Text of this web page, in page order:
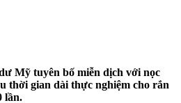
Mỹ tuyên bố miễn dịch với nọc
thời gian dài thực nghiệm cho rắn
lần.